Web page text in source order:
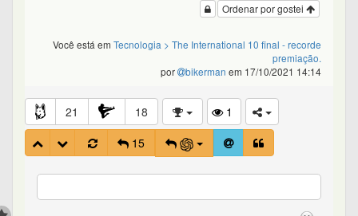
Ordenar por gostei
Você está em Tecnologia > The International 10 final - recorde
premiação.
por
bikerman em 17/10/2021 14:14
21 18
1
15